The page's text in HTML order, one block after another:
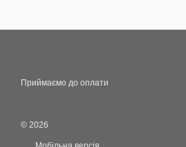
Приймаємо до оплати
© 2026